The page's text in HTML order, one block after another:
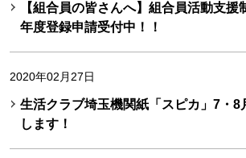
【組合員の皆さんへ】組合員活動支援
年度登録申請受付中！！
2020年02月27日
生活クラブ埼玉機関紙「スピカ」7・8
します！